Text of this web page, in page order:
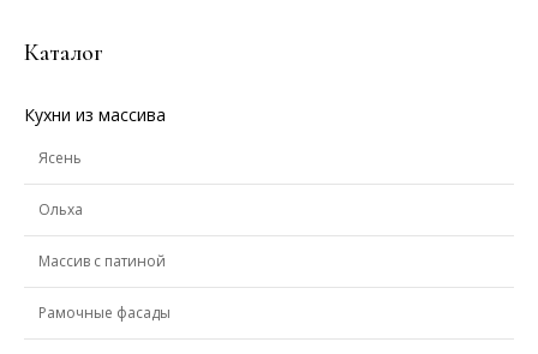
Каталог
Кухни из массива
Ясень
Ольха
Массив с патиной
Рамочные фасады